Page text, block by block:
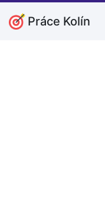
Práce Kolín